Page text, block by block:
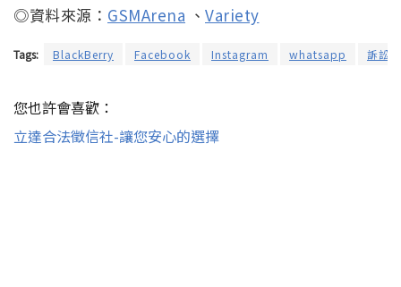
◎資料來源： GSMArena 、 Variety
Tags: BlackBerry Facebook Instagram whatsapp 訴訟
您也許會喜歡：
立達合法徵信社-讓您安心的選擇